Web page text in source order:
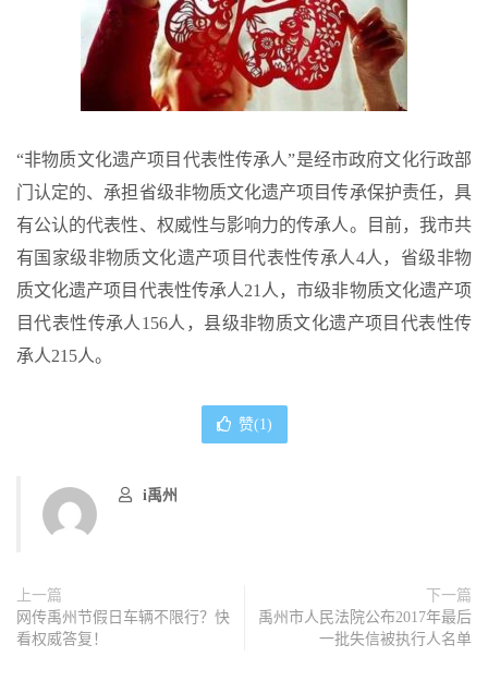
“非物质文化遗产项目代表性传承人”是经市政府文化行政部
门认定的、承担省级非物质文化遗产项目传承保护责任，具
有公认的代表性、权威性与影响力的传承人。目前，我市共
有国家级非物质文化遗产项目代表性传承人4人，省级非物
质文化遗产项目代表性传承人21人，市级非物质文化遗产项
目代表性传承人156人，县级非物质文化遗产项目代表性传
承人215人。
赞(1)
i禹州
上一篇
网传禹州节假日车辆不限行？快
看权威答复！
下一篇
禹州市人民法院公布2017年最后
一批失信被执行人名单